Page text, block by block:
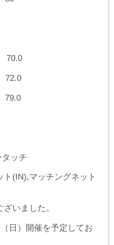
ッチ
(IN),マッチングネット
いました。
日）開催を予定してお